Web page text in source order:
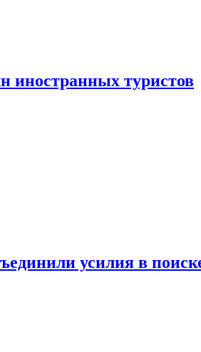
иностранных туристов
усилия в